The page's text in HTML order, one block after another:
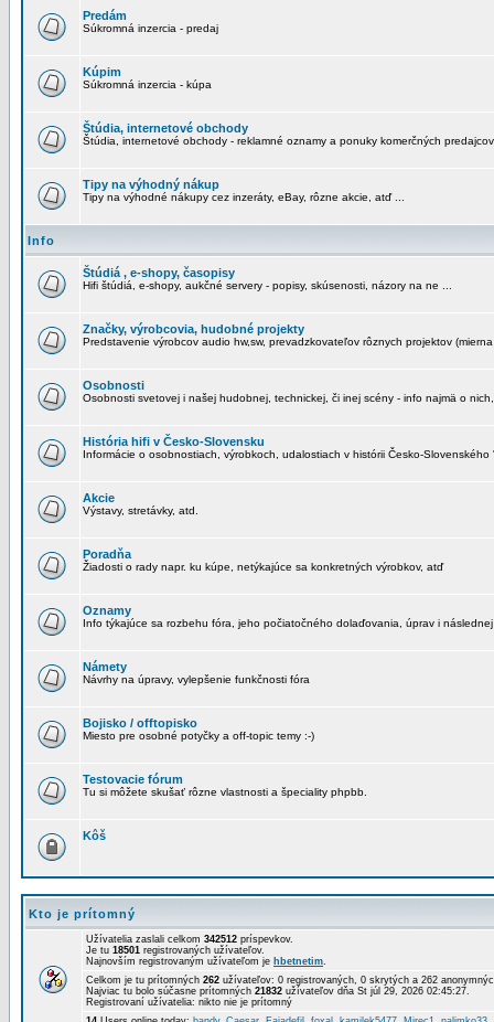
Predám
Súkromná inzercia - predaj
Kúpim
Súkromná inzercia - kúpa
Štúdia, internetové obchody
Štúdia, internetové obchody - reklamné oznamy a ponuky komerčných predajcov
Tipy na výhodný nákup
Tipy na výhodné nákupy cez inzeráty, eBay, rôzne akcie, atď ...
Info
Štúdiá , e-shopy, časopisy
Hifi štúdiá, e-shopy, aukčné servery - popisy, skúsenosti, názory na ne ...
Značky, výrobcovia, hudobné projekty
Predstavenie výrobcov audio hw,sw, prevadzkovateľov rôznych projektov
Osobnosti
Osobnosti svetovej i našej hudobnej, technickej, či inej scény - info najmä o
História hifi v Česko-Slovensku
Informácie o osobnostiach, výrobkoch, udalostiach v histórii Česko-Slovenského
Akcie
Výstavy, stretávky, atd.
Poradňa
Žiadosti o rady napr. ku kúpe, netýkajúce sa konkretných výrobkov, atď
Oznamy
Info týkajúce sa rozbehu fóra, jeho počiatočného dolaďovania, úprav i
Námety
Návrhy na úpravy, vylepšenie funkčnosti fóra
Bojisko / offtopisko
Miesto pre osobné potyčky a off-topic temy :-)
Testovacie fórum
Tu si môžete skušať rôzne vlastnosti a špeciality phpbb.
Kôš
Kto je prítomný
Užívatelia zaslali celkom 342512 príspevkov.
Je tu 18501 registrovaných užívateľov.
Najnovším registrovaným užívateľom je hbetnetim.
Celkom je tu prítomných 262 užívateľov: 0 registrovaných, 0 skrytých a 262
Najviac tu bolo súčasne prítomných 21832 užívateľov dňa St júl 29, 2026 02:45:27.
Registrovaní užívatelia: nikto nie je prítomný